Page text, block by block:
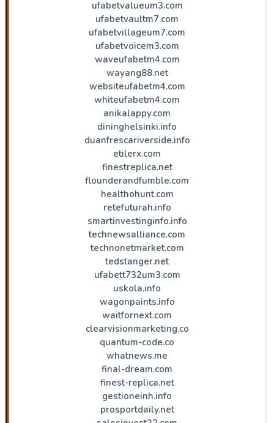
ufabetvalueum3.com
ufabetvaultm7.com
ufabetvillageum7.com
ufabetvoicem3.com
waveufabetm4.com
wayang88.net
websiteufabetm4.com
whiteufabetm4.com
anikalappy.com
dininghelsinki.info
duanfrescariverside.info
etilerx.com
finestreplica.net
flounderandfumble.com
healthohunt.com
retefuturah.info
smartinvestinginfo.info
technewsalliance.com
technonetmarket.com
tedstanger.net
ufabett732um3.com
uskola.info
wagonpaints.info
waitfornext.com
clearvisionmarketing.co
quantum-code.co
whatnews.me
final-dream.com
finest-replica.net
gestioneinh.info
prosportdaily.net